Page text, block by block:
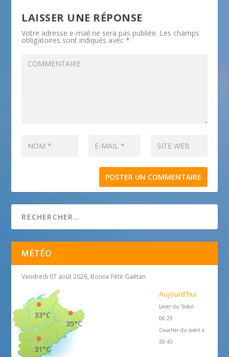
LAISSER UNE RÉPONSE
Votre adresse e-mail ne sera pas publiée. Les champs
obligatoires sont indiqués avec*
MÉTÉO
Vendredi 07 août 2026, Bonne Fête Gaétan
35°C
33°C
31°C
Aujourd'hui
Lever du Soleil
06:29
Coucher du soleil à
20:43